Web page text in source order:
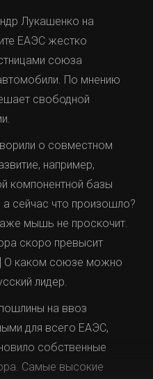
Лукашенко на
ЕАЭС жестко
союза
По мнению
свободной
о совместном
например,
компонентной базы
сейчас что произошло?
мышь не проскочит.
скоро превысит
О каком союзе можно
лидер.
на ввоз
для всего ЕАЭС,
собственные
Самые высокие